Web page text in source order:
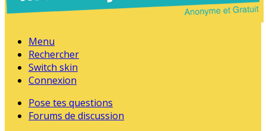
Menu
Rechercher
Switch skin
Connexion
Pose tes questions
Forums de discussion